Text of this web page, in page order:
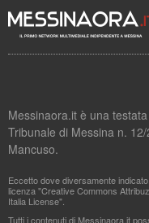
Messinaora.it è una
Tribunale di Messina n.
Mancuso.
Eccetto dove diversamente
licenza "Creative Commons
Italia License".
Tutti i contenuti di Messinaora.it